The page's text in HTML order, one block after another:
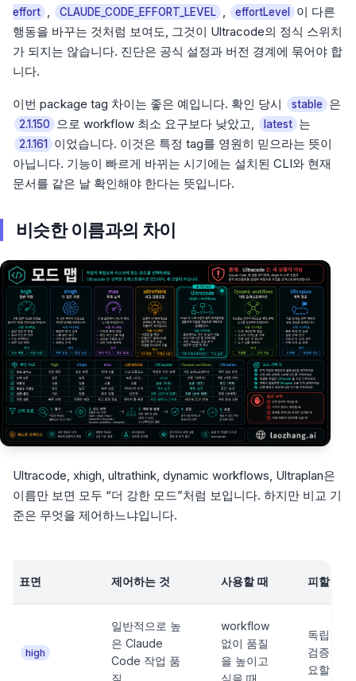
effort , CLAUDE_CODE_EFFORT_LEVEL , effortLevel
이 다른
행동을 바꾸는 것처럼 보여도, 그것이 Ultracode의 정식 스위치
가 되지는 않습니다. 진단은 공식 설정과 버전 경계에 묶어야 합
니다.
이번 package tag 차이는 좋은 예입니다. 확인 당시 stable 은
2.1.150 으로 workflow 최소 요구보다 낮았고, latest 는
2.1.161
이었습니다. 이것은 특정 tag를 영원히 믿으라는 뜻이
아닙니다. 기능이 빠르게 바뀌는 시기에는 설치된 CLI와 현재
문서를 같은 날 확인해야 한다는 뜻입니다.
비슷한 이름과의 차이
Ultracode, xhigh, ultrathink, dynamic workflows, Ultraplan은
이름만 보면 모두 “더 강한 모드”처럼 보입니다. 하지만 비교 기
준은 무엇을 제어하느냐입니다.
표면 제어하는 것 사용할 때 피할 때
high
일반적으로 높
은 Claude
Code 작업 품
질.
workflow
없이 품질
을 높이고
싶을 때.
독립 lane
검증이 필
요할 때.